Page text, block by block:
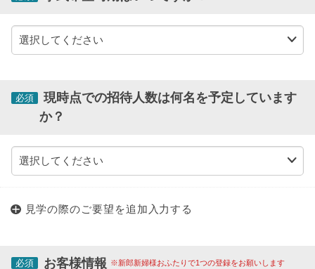
必須
現時点での招待人数は何名を予定しています
か？
見学の際のご要望を追加入力する
必須 お客様情報 ※新郎新婦様おふたりで1つの登録をお願いします